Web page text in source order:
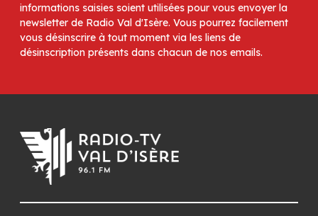
informations saisies soient utilisées pour vous envoyer la
newsletter de Radio Val d'Isère. Vous pourrez facilement
vous désinscrire à tout moment via les liens de
désinscription présents dans chacun de nos emails.